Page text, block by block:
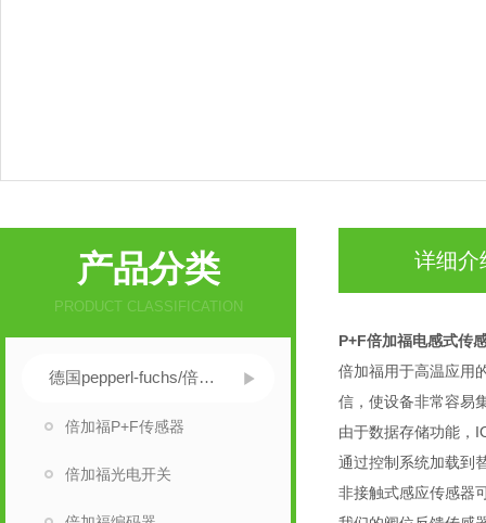
产品分类
PRODUCT CLASSIFICATION
德国pepperl-fuchs/倍加福
倍加福P+F传感器
倍加福光电开关
详细介
P+F倍加福电感式传
倍加福用于高温应用
信，使设备非常容易
由于数据存储功能，
通过控制系统加载到
非接触式感应传感器